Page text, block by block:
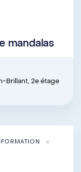
mandalas
Brillant, 2e étage